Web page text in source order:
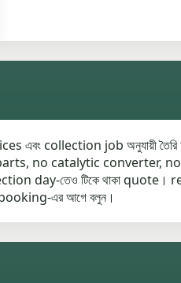
collection job অনুযায়ী তৈরি
parts, no catalytic
day-তেও টিকে থাকা
এর আগে বলুন।